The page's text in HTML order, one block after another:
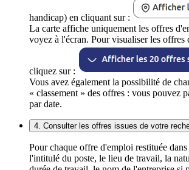
handicap) en cliquant sur :
La carte affiche uniquement les offres
voyez à l'écran. Pour visualiser les offres
cliquez sur :
Vous avez également la possibilité de
« classement » des offres : vous pouvez
par date.
4. Consulter les offres issues de votre
Pour chaque offre d'emploi restituée
l'intitulé du poste, le lieu de travail, la